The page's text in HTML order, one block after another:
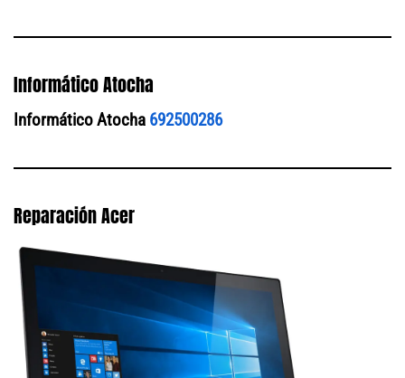
Informático Atocha
Informático Atocha 692500286
Reparación Acer